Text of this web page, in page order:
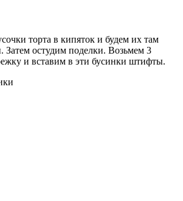
торта в кипяток и будем их там
Затем остудим поделки. Возьмем 3
и вставим в эти бусинки штифты.